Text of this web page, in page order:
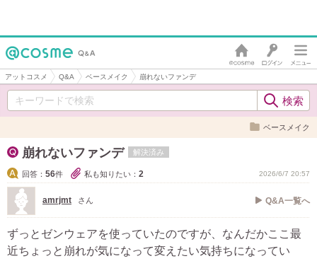
アットコスメ Q&A ベースメイク 崩れないファンデ
ベースメイク
崩れないファンデ 解決済み
回答： 56件 私も知りたい： 2 2026/6/7 20:57
amrjmt さん Q&A一覧へ
ずっとゼンウェアを使っていたのですが、なんだかここ最
近ちょっと崩れが気になって変えたい気持ちになってい